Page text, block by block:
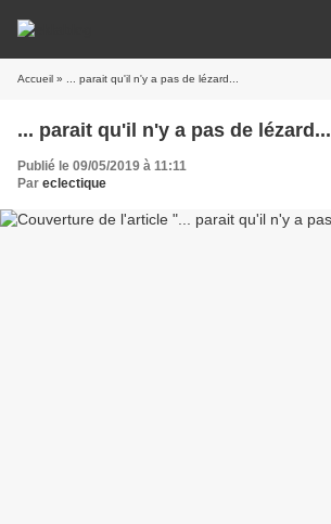
Accueil » ... parait qu'il n'y a pas de lézard...
... parait qu'il n'y a pas de lézard...
Publié le 09/05/2019 à 11:11
Par eclectique